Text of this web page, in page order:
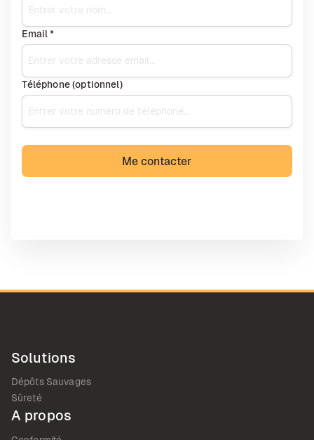
Email *
Téléphone (optionnel)
Solutions
Dépôts Sauvages
Sûreté
A propos